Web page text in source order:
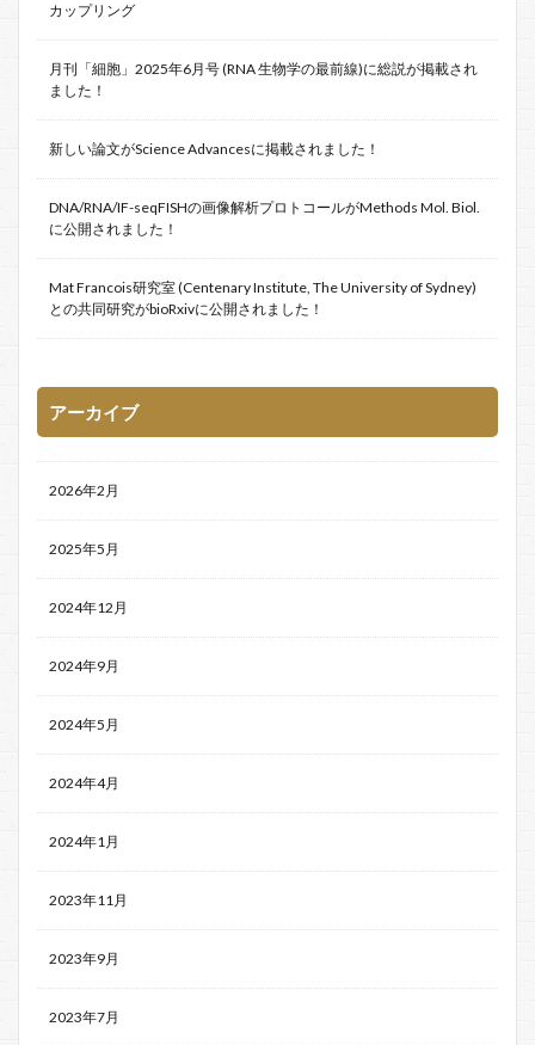
カップリング
月刊「細胞」2025年6月号 (RNA 生物学の最前線)に総説が掲載され
ました！
新しい論文がScience Advancesに掲載されました！
DNA/RNA/IF-seqFISHの画像解析プロトコールがMethods Mol. Biol.
に公開されました！
Mat Francois研究室 (Centenary Institute, The University of Sydney)
との共同研究がbioRxivに公開されました！
アーカイブ
2026年2月
2025年5月
2024年12月
2024年9月
2024年5月
2024年4月
2024年1月
2023年11月
2023年9月
2023年7月